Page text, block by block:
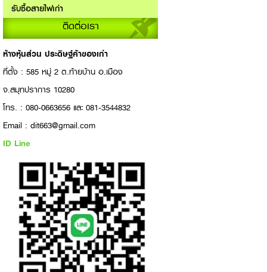
รับซื้อสายไฟเก่า
ติดต่อเรา
ห้างหุ้นส่วน ประดิษฐ์ค้าของเก่า
ที่ตั้ง : 585 หมู่ 2 ต.ท้ายบ้าน อ.เมือง
จ.สมุทปราการ 10280
โทร. : 080-0663656 และ 081-3544832
Email : dit663@gmail.com
ID Line